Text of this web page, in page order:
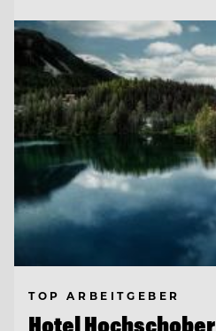
TOP ARBEITGEBER
Hotel Hochschober